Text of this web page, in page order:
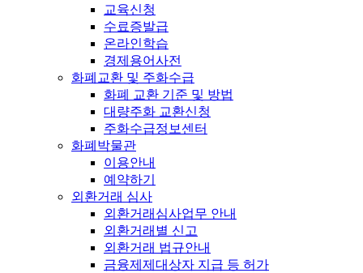
교육신청
수료증발급
온라인학습
경제용어사전
화폐교환 및 주화수급
화폐 교환 기준 및 방법
대량주화 교환신청
주화수급정보센터
화폐박물관
이용안내
예약하기
외환거래 심사
외환거래심사업무 안내
외환거래별 신고
외환거래 법규안내
금융제제대상자 지급 등 허가